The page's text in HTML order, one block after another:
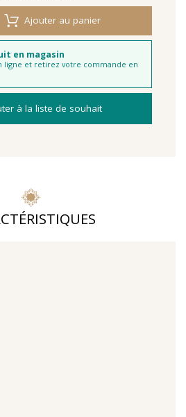
Ajouter au panier
en magasin
ligne et retirez votre commande en
à la liste de souhait